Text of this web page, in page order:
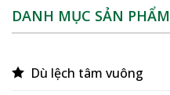
DANH MỤC SẢN PHẨM
Dù lệch tâm vuông